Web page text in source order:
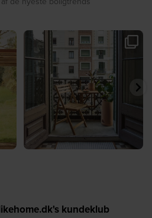
🤍 Rå materialer møder tidløst design⁠
...
7 0
kundeklub